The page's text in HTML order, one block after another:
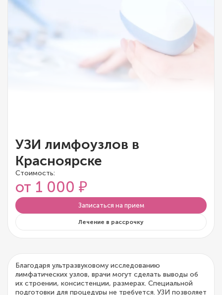
УЗИ лимфоузлов в
Красноярске
Стоимость:
от 1 000 ₽
Записаться на прием
Лечение в рассрочку
Благодаря ультразвуковому исследованию
лимфатических узлов, врачи могут сделать выводы об
их строении, консистенции, размерах. Специальной
подготовки для процедуры не требуется. УЗИ позволяет